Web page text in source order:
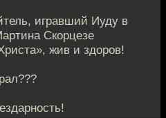
игравший Иуду в
Скорцезе
жив и здоров!